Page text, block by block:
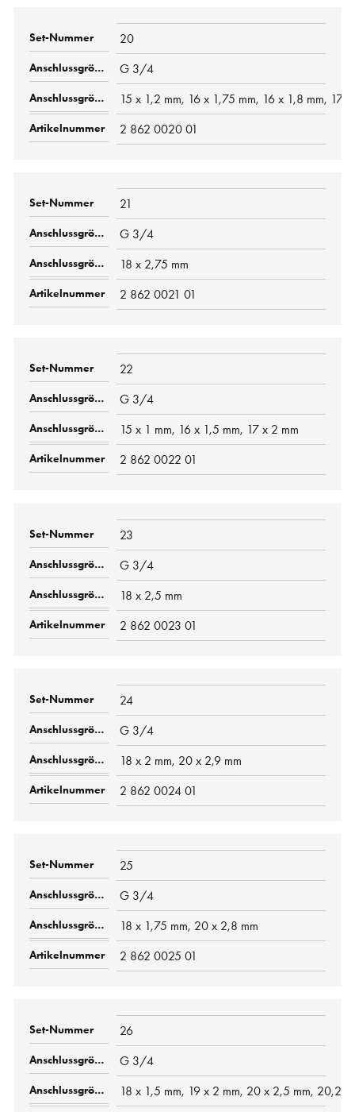
20
G 3/4
15 x 1,2 mm, 16 x 1,75 mm, 16 x 1,8 mm, 17
2 862 0020 01
21
G 3/4
18 x 2,75 mm
2 862 0021 01
22
G 3/4
15 x 1 mm, 16 x 1,5 mm, 17 x 2 mm
2 862 0022 01
23
G 3/4
18 x 2,5 mm
2 862 0023 01
24
G 3/4
18 x 2 mm, 20 x 2,9 mm
2 862 0024 01
25
G 3/4
18 x 1,75 mm, 20 x 2,8 mm
2 862 0025 01
26
G 3/4
18 x 1,5 mm, 19 x 2 mm, 20 x 2,5 mm, 20,2 x